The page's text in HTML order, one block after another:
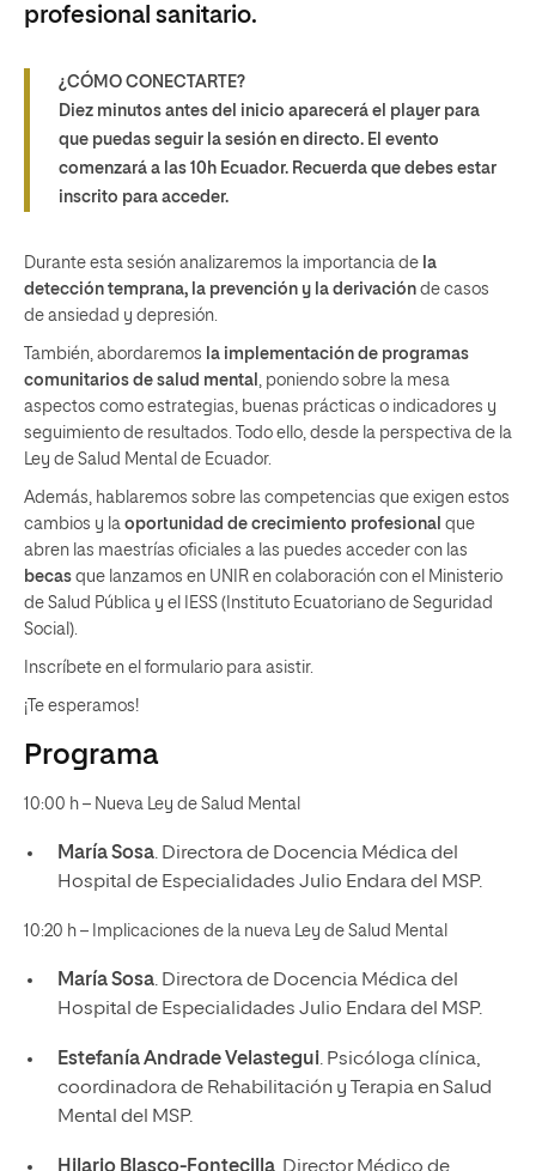
profesional sanitario.
¿CÓMO CONECTARTE?
Diez minutos antes del inicio aparecerá el player para
que puedas seguir la sesión en directo. El evento
comenzará a las 10h Ecuador. Recuerda que debes estar
inscrito para acceder.
Durante esta sesión analizaremos la importancia de la
detección temprana, la prevención y la derivación de casos
de ansiedad y depresión.
También, abordaremos la implementación de programas
comunitarios de salud mental , poniendo sobre la mesa
aspectos como estrategias, buenas prácticas o indicadores y
seguimiento de resultados. Todo ello, desde la perspectiva de la
Ley de Salud Mental de Ecuador.
Además, hablaremos sobre las competencias que exigen estos
cambios y la oportunidad de crecimiento profesional que
abren las maestrías oficiales a las puedes acceder con las
becas que lanzamos en UNIR en colaboración con el Ministerio
de Salud Pública y el IESS (Instituto Ecuatoriano de Seguridad
Social).
Inscríbete en el formulario para asistir.
¡Te esperamos!
Programa
10:00 h – Nueva Ley de Salud Mental
María Sosa. Directora de Docencia Médica del
Hospital de Especialidades Julio Endara del MSP.
10:20 h – Implicaciones de la nueva Ley de Salud Mental
María Sosa. Directora de Docencia Médica del
Hospital de Especialidades Julio Endara del MSP.
Estefanía Andrade Velastegui. Psicóloga clínica,
coordinadora de Rehabilitación y Terapia en Salud
Mental del MSP.